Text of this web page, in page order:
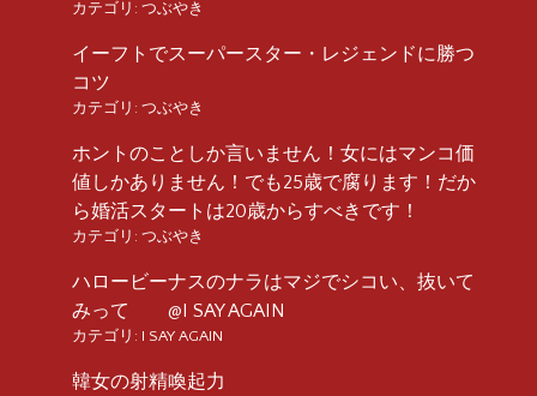
カテゴリ: つぶやき
イーフトでスーパースター・レジェンドに勝つ
コツ
カテゴリ: つぶやき
ホントのことしか言いません！女にはマンコ価
値しかありません！でも25歳で腐ります！だか
ら婚活スタートは20歳からすべきです！
カテゴリ: つぶやき
ハロービーナスのナラはマジでシコい、抜いて
みって @I SAY AGAIN
カテゴリ: I SAY AGAIN
韓女の射精喚起力